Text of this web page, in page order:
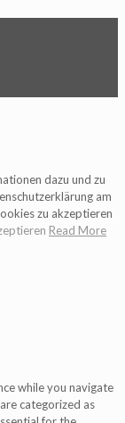
dazu und zu
am
zu akzeptieren
Read More
while you navigate
categorized as